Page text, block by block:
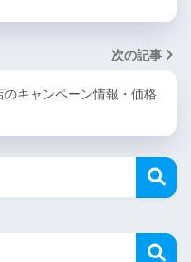
次の記事
キャンペーン情報・価格